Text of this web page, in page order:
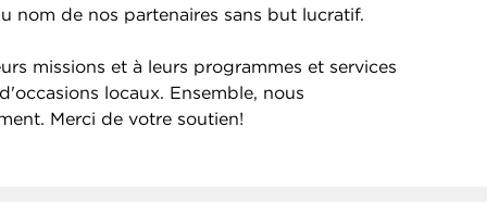
nom de nos partenaires sans but lucratif.
missions et à leurs programmes et services
locaux. Ensemble, nous
Merci de votre soutien!